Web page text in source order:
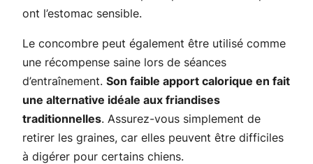
ont l’estomac sensible.
Le concombre peut également être utilisé comme
une récompense saine lors de séances
d’entraînement. Son faible apport calorique en fait
une alternative idéale aux friandises
traditionnelles. Assurez-vous simplement de
retirer les graines, car elles peuvent être difficiles
à digérer pour certains chiens.